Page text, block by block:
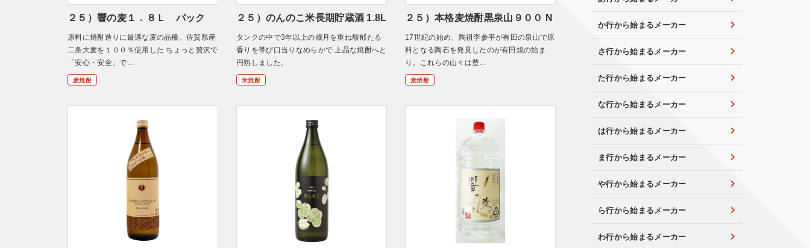
２５）響の麦１．８Ｌ パック
原料に焼酎造りに最適な麦の品種、佐賀県産
二条大麦を１００％使用した ちょっと贅沢で
「安心・安全」で…
麦焼酎
２５）のんのこ米長期貯蔵酒 1.8L
タンクの中で3年以上の歳月を重ね馥郁たる
香りを帯び口当りなめらかで 上品な焼酎へと
円熟しました。
米焼酎
２５）本格麦焼酎黒泉山９００ N
17世紀の始め、陶祖李参平が有田の泉山で原
料となる陶石を発見したのが有田焼の始ま
り。これらの山々は豊…
麦焼酎
か行から始まるメーカー
さ行から始まるメーカー
た行から始まるメーカー
な行から始まるメーカー
は行から始まるメーカー
ま行から始まるメーカー
や行から始まるメーカー
ら行から始まるメーカー
わ行から始まるメーカー